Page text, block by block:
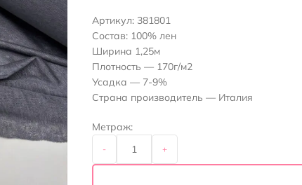
Артикул: 381801
Состав: 100% лен
Ширина 1,25м
Плотность — 170г/м2
Усадка — 7-9%
Страна производитель — Италия
Метраж:
- +